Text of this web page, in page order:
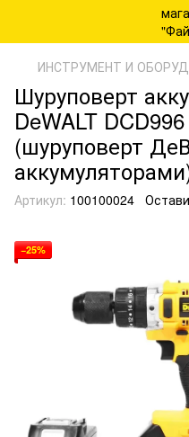
ИНСТРУМЕНТ И
Шуруповерт
DeWALT
(шуруповерт
Артикул: 100100024
−25%